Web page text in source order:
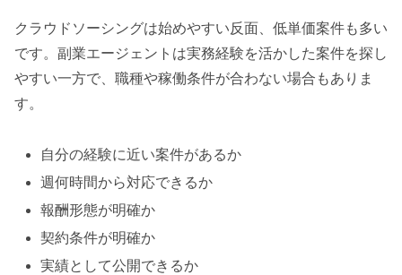
クラウドソーシングは始めやすい反面、低単価案件も多い
です。副業エージェントは実務経験を活かした案件を探し
やすい一方で、職種や稼働条件が合わない場合もありま
す。
自分の経験に近い案件があるか
週何時間から対応できるか
報酬形態が明確か
契約条件が明確か
実績として公開できるか